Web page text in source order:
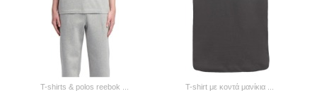
t-shirts & polos reebok ... t-shirt με κοντά μανίκια ...